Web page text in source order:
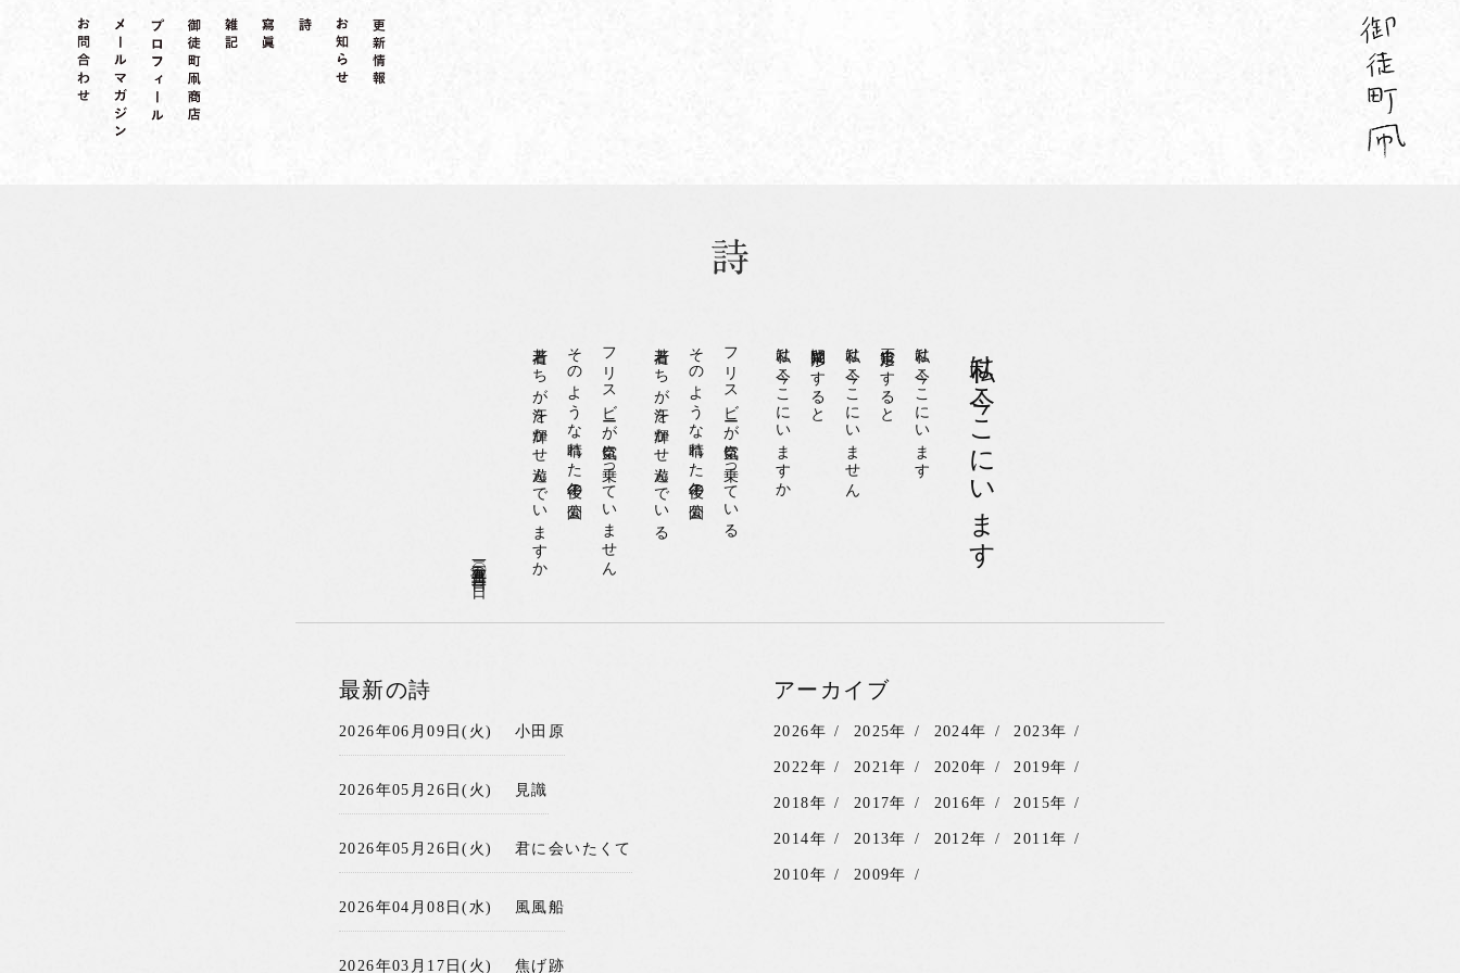
私は今ここにいます
私は今ここにいます
否定形にすると
私は今ここにいません
疑問形にすると
私は今ここにいますか
フリスビーが空気に乗っている
そのような晴れた午後の公園
若者たちが汗を輝かせ遊んでいる
フリスビーが空気に乗っていません
そのような晴れた午後の公園
若者たちが汗を輝かせ遊んでいますか
二〇一五年〇三月二二日(日)
最新の詩
2026年06月09日(火) 小田原
2026年05月26日(火) 見識
2026年05月26日(火) 君に会いたくて
2026年04月08日(水) 風風船
2026年03月17日(火) 焦げ跡
アーカイブ
2026年 2025年 2024年 2023年
2022年 2021年 2020年 2019年
2018年 2017年 2016年 2015年
2014年 2013年 2012年 2011年
2010年 2009年